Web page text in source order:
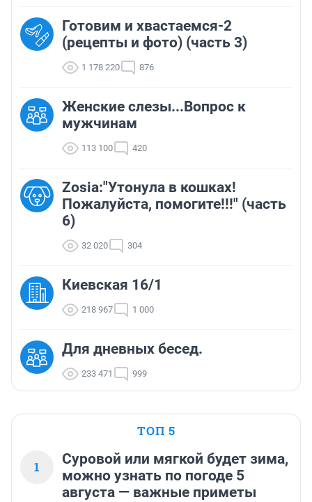
Готовим и хвастаемся-2
(рецепты и фото) (часть 3)
1 178 220 876
Женские слезы...Вопрос к
мужчинам
113 100 420
Zosia:"Утонула в кошках!
Пожалуйста, помогите!!!" (часть
6)
32 020 304
Киевская 16/1
218 967 1 000
Для дневных бесед.
233 471 999
ТОП 5
1
Суровой или мягкой будет зима,
можно узнать по погоде 5
августа — важные приметы